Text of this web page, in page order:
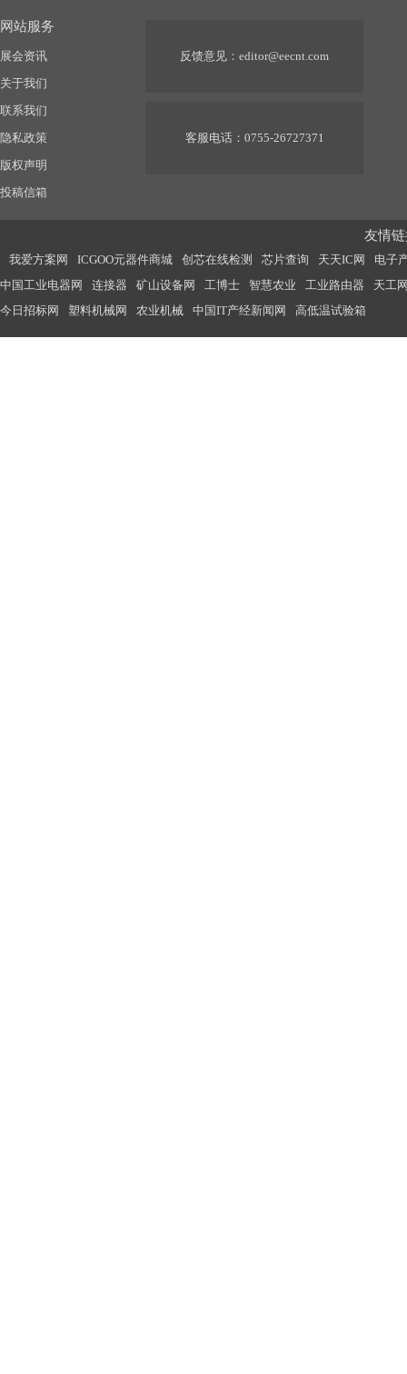
网站服务
展会资讯
关于我们
联系我们
隐私政策
版权声明
投稿信箱
反馈意见： editor@eecnt.com
客服电话：0755-26727371
友情
我爱方案网 ICGOO元器件商城 创芯在线检测 芯片查询 天天IC网
电子
中国工业电器网
连接器 矿山设备网 工博士 智慧农业 工业路由器
天工
今日招标网
塑料机械网 农业机械 中国IT产经新闻网 高低温试验箱